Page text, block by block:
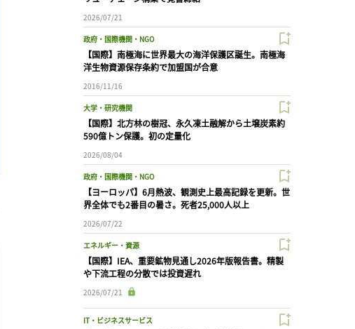
2026/07/21
政府・国際機関・NGO
【国際】南極海に世界最大の海洋保護区誕生。南極海
洋生物資源保存条約で加盟国が合意
2016/11/16
大学・研究機関
【国際】北方林の樹冠、永久凍土融解から土壌炭素約
590億トン保護。初の定量化
2026/08/04
政府・国際機関・NGO
【ヨーロッパ】6月熱波、観測史上最高記録を更新。世
界全体でも2番目の暑さ。死者25,000人以上
2026/07/22
エネルギー・資源
【国際】IEA、重要鉱物見通し2026年版報告書。精製
や下流工程の分散では投資遅れ
2026/07/21
IT・ビジネスサービス